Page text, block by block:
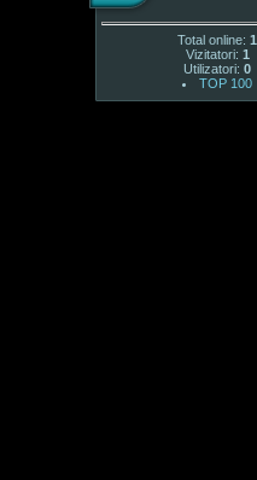
Total online: 1
Vizitatori: 1
Utilizatori: 0
TOP 100